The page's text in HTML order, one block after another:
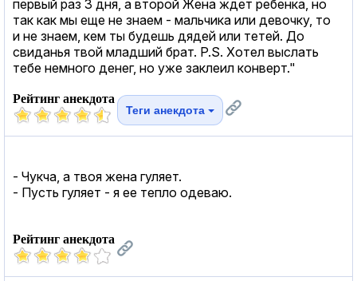
первый раз 3 дня, а второй Жена ждет ребенка, но
так как мы еще не знаем - мальчика или девочку, то
и не знаем, кем ты будешь дядей или тетей. До
свиданья твой младший брат. P.S. Хотел выслать
тебе немного денег, но уже заклеил конверт."
Рейтинг анекдота
Теги анекдота
- Чукча, а твоя жена гуляет.
- Пусть гуляет - я ее тепло одеваю.
Рейтинг анекдота